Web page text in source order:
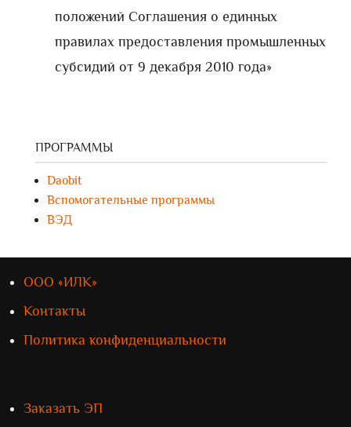
положений Соглашения о единных
правилах предоставления промышленных
субсидий от 9 декабря 2010 года»
ПРОГРАММЫ
Daobit
Вспомогательные программы
ВЭД
ООО «ИЛК»
Контакты
Политика конфиденциальности
Заказать ЭП